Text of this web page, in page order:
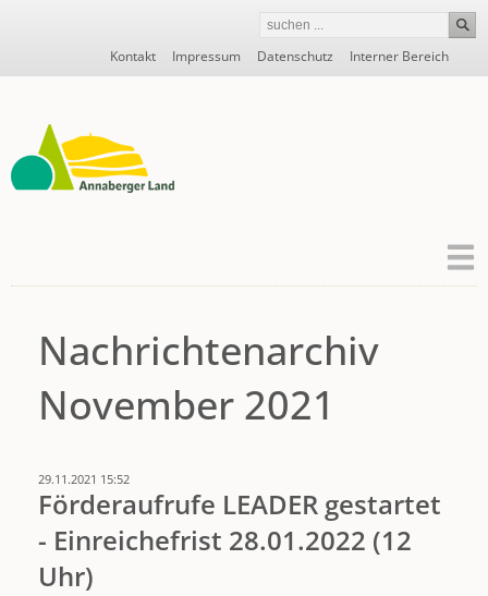
Navigation
überspringen
Kontakt Impressum Datenschutz Interner Bereich
Nachrichtenarchiv
November 2021
29.11.2021 15:52
Förderaufrufe LEADER gestartet
- Einreichefrist 28.01.2022 (12
Uhr)